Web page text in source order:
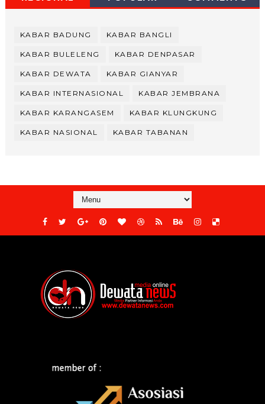
KABAR BADUNG KABAR BANGLI
KABAR BULELENG KABAR DENPASAR
KABAR DEWATA KABAR GIANYAR
KABAR INTERNASIONAL KABAR JEMBRANA
KABAR KARANGASEM KABAR KLUNGKUNG
KABAR NASIONAL KABAR TABANAN